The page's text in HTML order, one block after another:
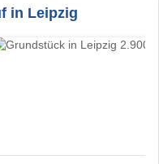
in Leipzig